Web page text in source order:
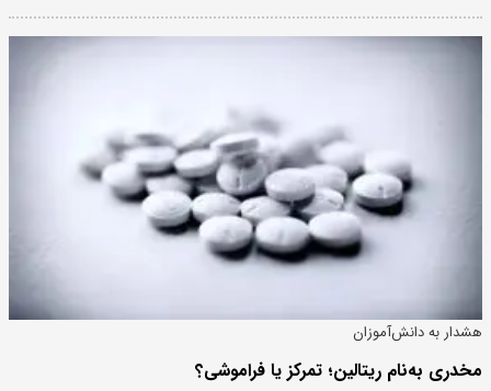
هشدار به دانش‌آموزان
مخدری به‌نام ریتالین؛ تمرکز یا فراموشی؟